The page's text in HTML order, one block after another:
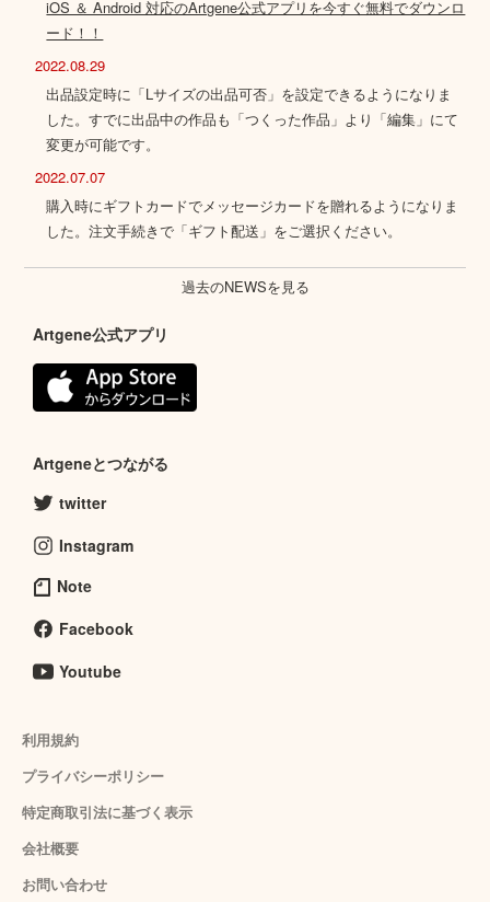
iOS ＆ Android 対応のArtgene公式アプリを今すぐ無料でダウンロ
ード！！
2022.08.29
出品設定時に「Lサイズの出品可否」を設定できるようになりま
した。すでに出品中の作品も「つくった作品」より「編集」にて
変更が可能です。
2022.07.07
購入時にギフトカードでメッセージカードを贈れるようになりま
した。注文手続きで「ギフト配送」をご選択ください。
過去のNEWSを見る
Artgene公式アプリ
Artgeneとつながる
twitter
Instagram
Note
Facebook
Youtube
利用規約
プライバシーポリシー
特定商取引法に基づく表示
会社概要
お問い合わせ